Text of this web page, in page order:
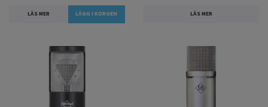
LÄS MER LÄS MER